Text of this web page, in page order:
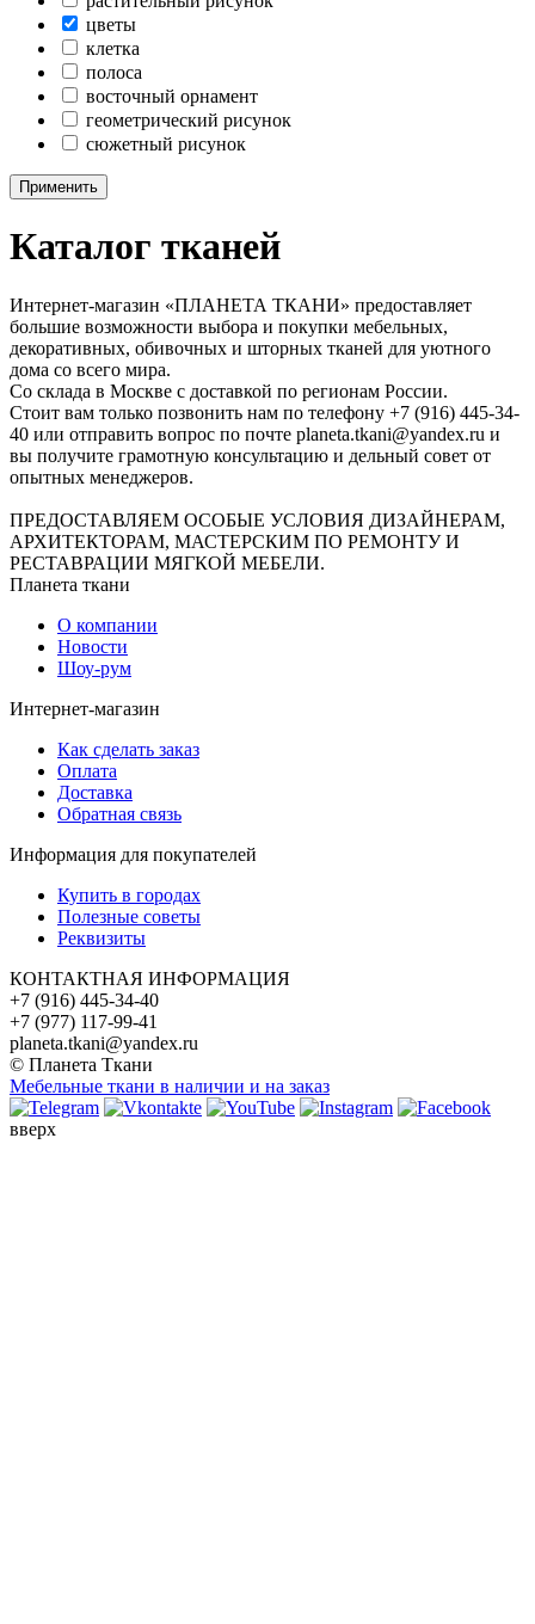
цветы
клетка
полоса
восточный орнамент
геометрический рисунок
сюжетный рисунок
Применить
Каталог тканей
Интернет-магазин «ПЛАНЕТА ТКАНИ» предоставляет
большие возможности выбора и покупки мебельных,
декоративных, обивочных и шторных тканей для уютного
дома со всего мира.
Со склада в Москве с доставкой по регионам России.
Стоит вам только позвонить нам по телефону +7 (916) 445-34-
40 или отправить вопрос по почте planeta.tkani@yandex.ru и
вы получите грамотную консультацию и дельный совет от
опытных менеджеров.
ПРЕДОСТАВЛЯЕМ ОСОБЫЕ УСЛОВИЯ ДИЗАЙНЕРАМ,
АРХИТЕКТОРАМ, МАСТЕРСКИМ ПО РЕМОНТУ И
РЕСТАВРАЦИИ МЯГКОЙ МЕБЕЛИ.
Планета ткани
О компании
Новости
Шоу-рум
Интернет-магазин
Как сделать заказ
Оплата
Доставка
Обратная связь
Информация для покупателей
Купить в городах
Полезные советы
Реквизиты
КОНТАКТНАЯ ИНФОРМАЦИЯ
+7 (916) 445-34-40
+7 (977) 117-99-41
planeta.tkani@yandex.ru
© Планета Ткани
Мебельные ткани в наличии и на заказ
вверх